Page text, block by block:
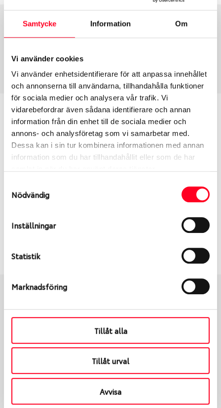
Samtycke Information Om
Vi använder cookies
Vi använder enhetsidentifierare för att anpassa innehållet
och annonserna till användarna, tillhandahålla funktioner
för sociala medier och analysera vår trafik. Vi
vidarebefordrar även sådana identifierare och annan
information från din enhet till de sociala medier och
annons- och analysföretag som vi samarbetar med.
Dessa kan i sin tur kombinera informationen med annan
information som du har tillhandahållit eller som de har
Nödvändig
Inställningar
Statistik
Marknadsföring
Tillåt alla
Tillåt urval
Avvisa
Art nummer
1291
Passar detta däck min bil?
Ange registreringsnummer för att se om det däck
du valt passar din bilmodell. Om du köper däck som
skall sättas på dina befintliga fälgar, se till att kolla
dimensioner. Ibland kan fälgen ha bytts ut under
årens lopp och inte vara samma dimension som
Sök
Boka och hämta hos Däckspecialen
När du beställer dina nya däck eller fälgar hos oss
Göteborg. Välj mellan Hisingen (Bäckebol) eller
Mölndal. I beställningen anger du datum och tid för
upphämtning eller service. När vi byter dina däck ser
vi till att de uppfyller alla krav för en säker körning.